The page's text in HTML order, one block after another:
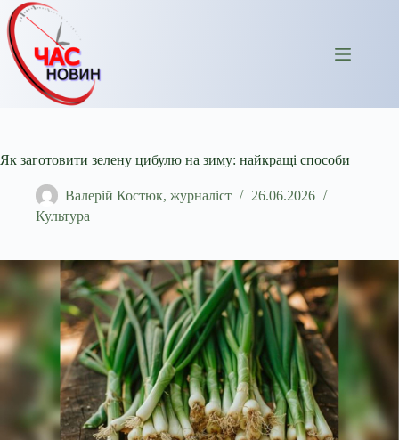
Перейти
до
вмісту
Як заготовити зелену цибулю на зиму: найкращі способи
Валерій Костюк, журналіст
26.06.2026
Культура